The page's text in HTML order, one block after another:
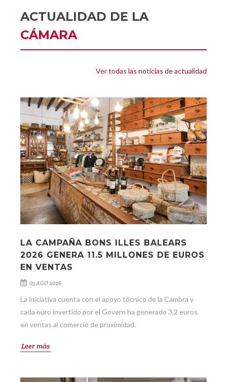
ACTUALIDAD DE LA
CÁMARA
Ver todas las noticias de actualidad
LA CAMPAÑA BONS ILLES BALEARS
2026 GENERA 11.5 MILLONES DE EUROS
EN VENTAS
03 AGO 2026
La iniciativa cuenta con el apoyo técnico de la Cambra y
cada euro invertido por el Govern ha generado 3,2 euros
en ventas al comercio de proximidad.
Leer más